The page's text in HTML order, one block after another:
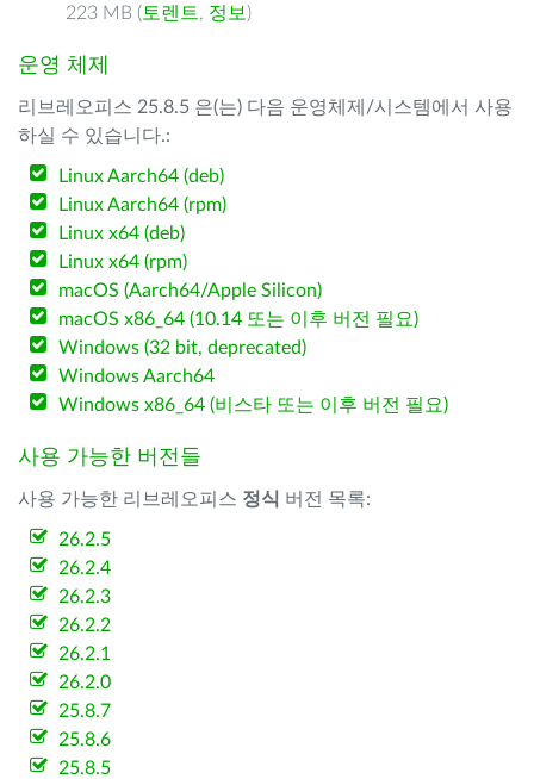
223 MB ( 토렌트, 정보 )
운영 체제
리브레오피스 25.8.5 은(는) 다음 운영체제/시스템에서 사용
하실 수 있습니다.:
Linux Aarch64 (deb)
Linux Aarch64 (rpm)
Linux x64 (deb)
Linux x64 (rpm)
macOS (Aarch64/Apple Silicon)
macOS x86_64 (10.14 또는 이후 버전 필요)
Windows (32 bit, deprecated)
Windows Aarch64
Windows x86_64 (비스타 또는 이후 버전 필요)
사용 가능한 버전들
사용 가능한 리브레오피스 정식 버전 목록:
26.2.5
26.2.4
26.2.3
26.2.2
26.2.1
26.2.0
25.8.7
25.8.6
25.8.5